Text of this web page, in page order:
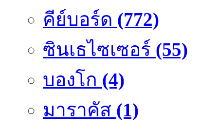
คีย์บอร์ด (772)
ซินเธไซเซอร์ (55)
บองโก (4)
มาราคัส (1)